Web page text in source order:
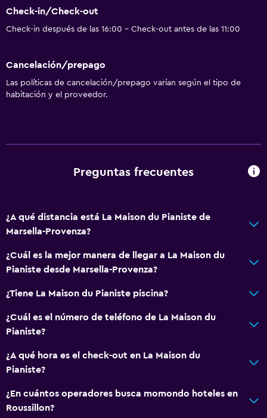
Check-in/Check-out
Check-in después de las 16:00 - Check-out antes de las 11:00
Cancelación/prepago
Las políticas de cancelación/prepago varían según el tipo de
habitación y el proveedor.
Preguntas frecuentes
¿A qué distancia está La Maison du Pianiste de
Marsella-Provenza?
¿Cuál es la mejor manera de llegar a La Maison du
Pianiste desde Marsella-Provenza?
¿Tiene La Maison du Pianiste piscina?
¿Cuál es el número de teléfono de La Maison du
Pianiste?
¿A qué hora es el check-out en La Maison du
Pianiste?
¿En cuántos operadores busca momondo hoteles en
Roussillon?